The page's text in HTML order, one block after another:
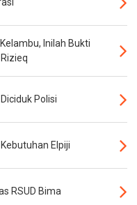
Inilah Bukti
Polisi
Elpiji
RSUD Bima